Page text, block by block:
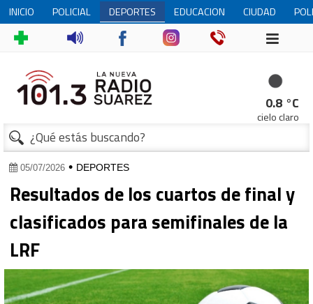
INICIO POLICIAL DEPORTES EDUCACION CIUDAD
0.8 °C
cielo claro
05/07/2026• DEPORTES
Resultados de los cuartos de final y
clasificados para semifinales de la
LRF